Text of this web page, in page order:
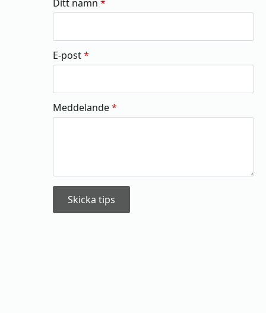
Ditt namn *
E-post*
Meddelande*
Skicka tips